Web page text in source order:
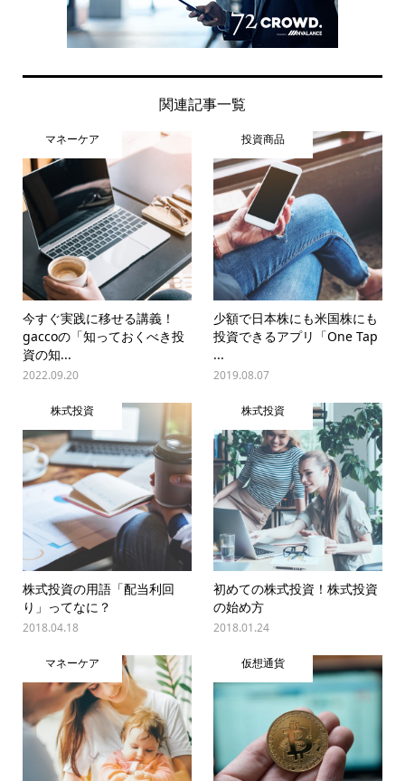
関連記事一覧
マネーケア
今すぐ実践に移せる講義！
gaccoの「知っておくべき投
資の知...
2022.09.20
投資商品
少額で日本株にも米国株にも
投資できるアプリ「One Tap
...
2019.08.07
株式投資
株式投資の用語「配当利回
り」ってなに？
2018.04.18
株式投資
初めての株式投資！株式投資
の始め方
2018.01.24
マネーケア 仮想通貨